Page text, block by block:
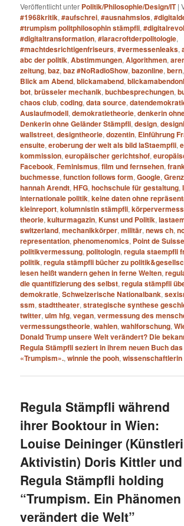
Veröffentlicht unter Politik/Philosophie/Design/IT |
#1968kritik,#aufschrei,#ausnahmslos,
#trumpism politphilosophin stämpfli,
#digitaltransformation,#laracroftderpolitologie,
#machtdesrichtigenfriseurs,#vermessenleaks,
abc der politik,Abstimmungen,Algorithmen,
zeitung,baz,baz #NoRadioShow,bazonline,bern
Blick am Abend,blickamabend,
bot,brüsseler mechanik,buchbesprechungen,
chaos club,coding,data source,
Auslaufmodell,demokratietheorie,denkerin
Denkerin ohne Geländer Stämpfli,design,
wallstreet,designtheorie,dozentin, Einführung
ensuite,eroberung der welt als bild laStaempfli,
kommission,europäischer gerichtshof,
Facebook,Feminismus,film und fernsehen,
buchmesse,function follows form,Google,
hannah Arendt,HFG,hochschule für gestaltung,
internationale politik,keine daten ohne
kleinreport,kolumnistin stämpfli,
theorie,kulturmagazin,Kunst und Politik,
switzerland,mechanikkörper,militär,news ch,
representation,phenomenomics, Point de Suisse
politikvermessung,politologin,regula staempfli
politik,regula stämpfli bücher zu
lesen heißt wandern gehen in ferne Welten,
die quantifizierung des selbst,regula stämpfli
demokratie,Schweizerische Nationalbank,
ssm,stadttheater,strategische synthese
twitter,ulm hfg,vegan,vermessung des
vermessungstheorie,wahlen,wahlforschung,
Donald Trump unsere Welt verändert? Die
Regula Stämpfli seziert in ihrem neuen Buch
«Trumpism».,winnie the pooh,
Regula Stämpfli während
ihrer Booktour in Wien:
Louise Deininger
Aktivistin) Doris Kittler und
Regula Stämpfli holding
“Trumpism. Ein Phänomen
verändert die Welt”